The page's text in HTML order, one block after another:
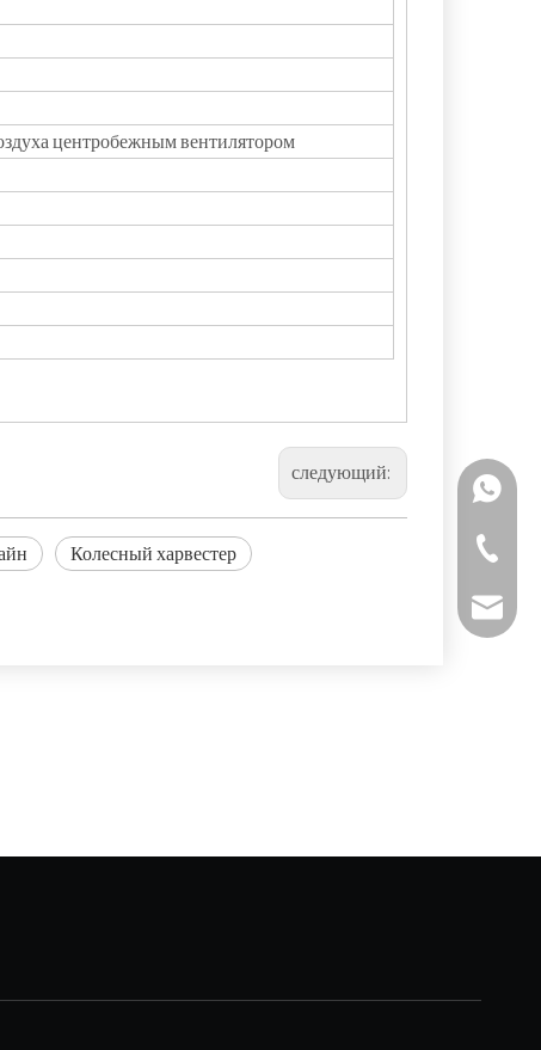
центробежным вентилятором
следующий:
Колесный харвестер
+86
+86-